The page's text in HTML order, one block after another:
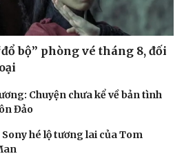
bộ” phòng vé tháng 8, đối
Chuyện chưa kể về bản tình
Đảo
hé lộ tương lai của Tom